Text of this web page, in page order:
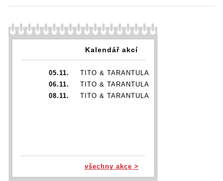
Kalendář akcí
05.11.
TITO & TARANTULA
06.11.
TITO & TARANTULA
08.11.
TITO & TARANTULA
všechny akce >